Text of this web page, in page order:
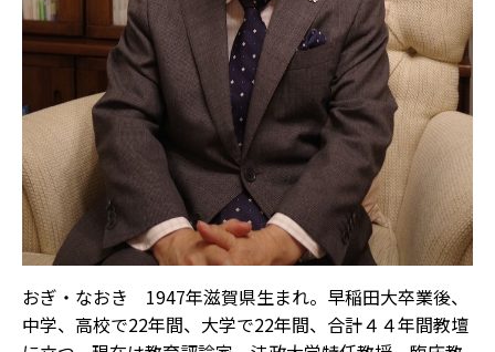
おぎ・なおき 1947年滋賀県生まれ。早稲田大卒業後、
中学、高校で22年間、大学で22年間、合計４４年間教壇